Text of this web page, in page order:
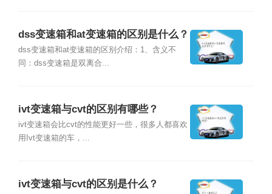
dss变速箱和at变速箱的区别是什么？
dss变速箱和at变速箱的区别介绍：1、含义不
同：dss变速箱是双离合...
ivt变速箱与cvt的区别有哪些？
ivt变速箱会比cvt的性能更好一些，很多人都喜欢
用Ivt变速箱的车，...
ivt变速箱与cvt的区别是什么？